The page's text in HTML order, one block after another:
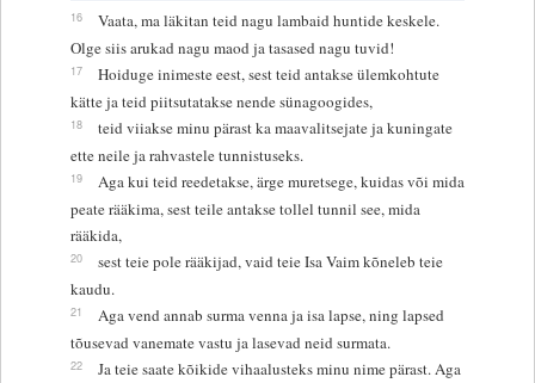
16
Vaata, ma läkitan teid nagu lambaid huntide keskele.
Olge siis arukad nagu maod ja tasased nagu tuvid!
17
Hoiduge inimeste eest, sest teid antakse ülemkohtute
kätte ja teid piitsutatakse nende sünagoogides,
18
teid viiakse minu pärast ka maavalitsejate ja kuningate
ette neile ja rahvastele tunnistuseks.
19
Aga kui teid reedetakse, ärge muretsege, kuidas või mida
peate rääkima, sest teile antakse tollel tunnil see, mida
rääkida,
20
sest teie pole rääkijad, vaid teie Isa Vaim kõneleb teie
kaudu.
21
Aga vend annab surma venna ja isa lapse, ning lapsed
tõusevad vanemate vastu ja lasevad neid surmata.
22
Ja teie saate kõikide vihaalusteks minu nime pärast. Aga